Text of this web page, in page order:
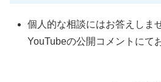
個人的な相談にはお答えしま
YouTubeの公開コメントにて